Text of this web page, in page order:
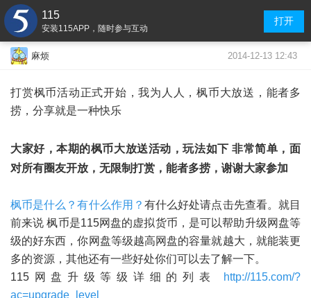
115
安装115APP，随时参与互动
打开
麻烦 2014-12-13 12:43
打赏枫币活动正式开始，我为人人，枫币大放送，能者多
捞，分享就是一种快乐
大家好，本期的枫币大放送活动，玩法如下 非常简单，面
对所有圈友开放，无限制打赏，能者多捞，谢谢大家参加
枫币是什么？有什么作用？ 有什么好处请点击先查看。就目
前来说 枫币是115网盘的虚拟货币，是可以帮助升级网盘等
级的好东西，你网盘等级越高网盘的容量就越大，就能装更
多的资源，其他还有一些好处你们可以去了解一下。
115网盘升级等级详细的列表
http://115.com/?
ac=upgrade_level